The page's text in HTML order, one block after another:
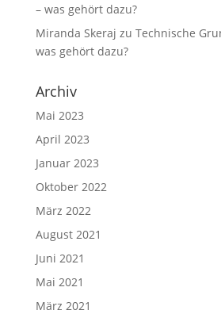
– was gehört dazu?
Miranda Skeraj zu Technische
was gehört dazu?
Archiv
Mai 2023
April 2023
Januar 2023
Oktober 2022
März 2022
August 2021
Juni 2021
Mai 2021
März 2021